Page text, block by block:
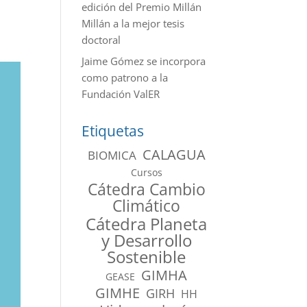
edición del Premio Millán
Millán a la mejor tesis
doctoral
Jaime Gómez se incorpora
como patrono a la
Fundación ValER
Etiquetas
BIOMICA CALAGUA
Cursos
Cátedra Cambio
Climático
Cátedra Planeta
y Desarrollo
Sostenible
GEASE GIMHA
GIMHE GIRH HH